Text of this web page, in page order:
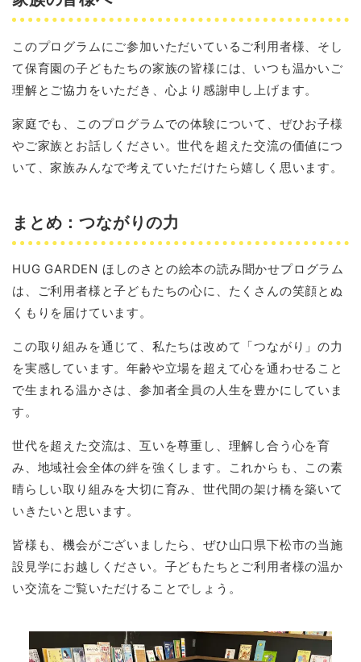
このプログラムにご参加いただいているご利用者様、そし
て保育園の子どもたちの家族の皆様には、いつも温かいご
理解とご協力をいただき、心より感謝申し上げます。
家庭でも、このプログラムでの体験について、ぜひお子様
やご家族とお話しください。世代を超えた交流の価値につ
いて、家族みんなで考えていただけたら嬉しく思います。
まとめ：つながりの力
HUG GARDEN ほしのさとの絵本の読み聞かせプログラム
は、ご利用者様と子どもたちの心に、たくさんの笑顔とぬ
くもりを届けています。
この取り組みを通じて、私たちは改めて「つながり」の力
を実感しています。年齢や立場を超えて心を通わせること
で生まれる温かさは、参加者全員の人生を豊かにしていま
す。
世代を超えた交流は、互いを尊重し、理解し合う心を育
み、地域社会全体の絆を強くします。これからも、この素
晴らしい取り組みを大切に育み、世代間の架け橋を築いて
いきたいと思います。
皆様も、機会がございましたら、ぜひ山口県下松市の当施
設見学にお越しください。子どもたちとご利用者様の温か
い交流をご覧いただけることでしょう。